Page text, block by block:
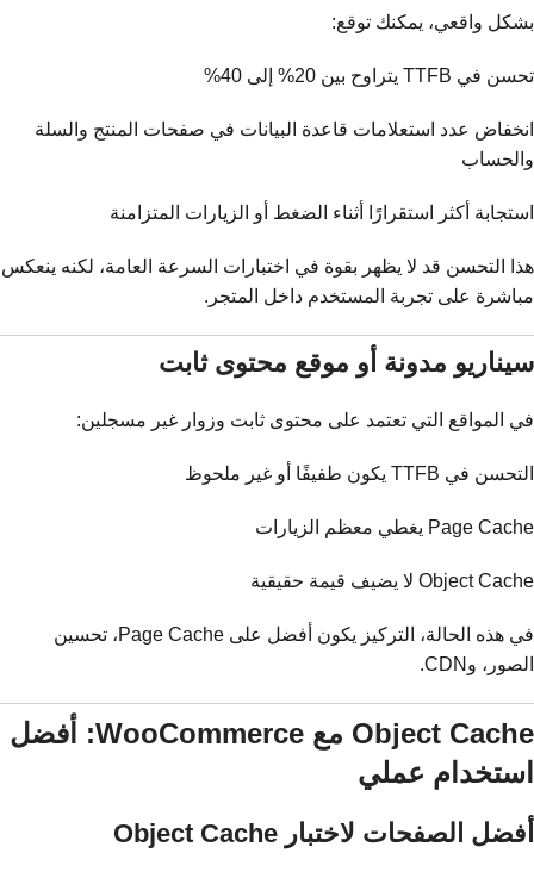
بشكل واقعي، يمكنك توقع:
تحسن في TTFB يتراوح بين 20% إلى 40%
انخفاض عدد استعلامات قاعدة البيانات في صفحات المنتج والسلة
والحساب
استجابة أكثر استقرارًا أثناء الضغط أو الزيارات المتزامنة
هذا التحسن قد لا يظهر بقوة في اختبارات السرعة العامة، لكنه ينعكس
مباشرة على تجربة المستخدم داخل المتجر.
سيناريو مدونة أو موقع محتوى ثابت
في المواقع التي تعتمد على محتوى ثابت وزوار غير مسجلين:
التحسن في TTFB يكون طفيفًا أو غير ملحوظ
Page Cache يغطي معظم الزيارات
Object Cache لا يضيف قيمة حقيقية
في هذه الحالة، التركيز يكون أفضل على Page Cache، تحسين
الصور، وCDN.
Object Cache مع WooCommerce: أفضل
استخدام عملي
أفضل الصفحات لاختبار Object Cache